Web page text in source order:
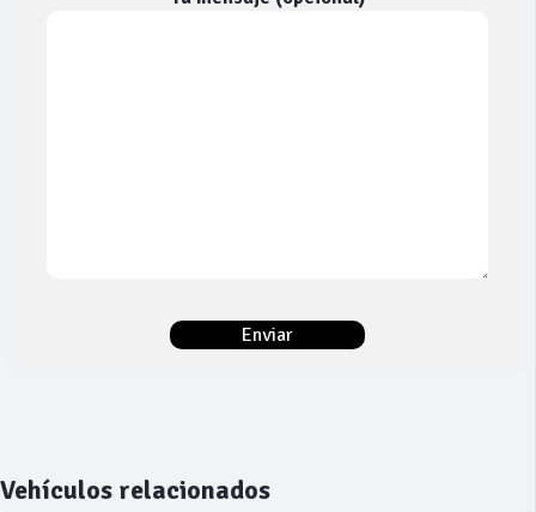
Vehículos relacionados